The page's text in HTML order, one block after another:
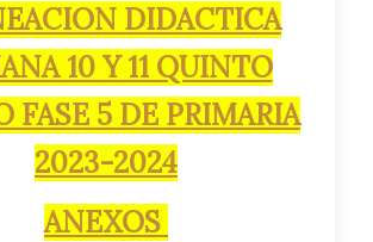
DIDACTICA
10 Y 11 QUINTO
FASE 5 DE PRIMARIA
2023-2024
ANEXOS